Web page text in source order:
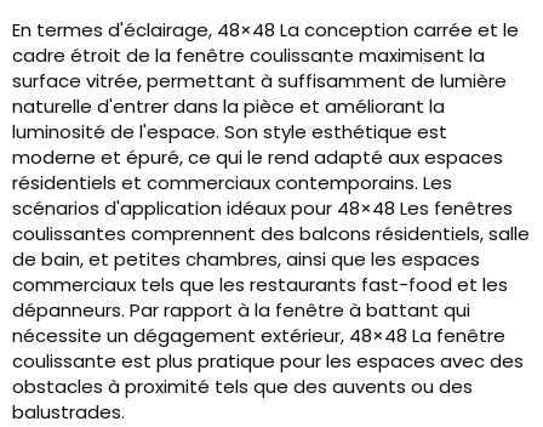
En termes d'éclairage, 48×48 La conception carrée et le
cadre étroit de la fenêtre coulissante maximisent la
surface vitrée, permettant à suffisamment de lumière
naturelle d'entrer dans la pièce et améliorant la
luminosité de l'espace. Son style esthétique est
moderne et épuré, ce qui le rend adapté aux espaces
résidentiels et commerciaux contemporains. Les
scénarios d'application idéaux pour 48×48 Les fenêtres
coulissantes comprennent des balcons résidentiels, salle
de bain, et petites chambres, ainsi que les espaces
commerciaux tels que les restaurants fast-food et les
dépanneurs. Par rapport à la fenêtre à battant qui
nécessite un dégagement extérieur, 48×48 La fenêtre
coulissante est plus pratique pour les espaces avec des
obstacles à proximité tels que des auvents ou des
balustrades.